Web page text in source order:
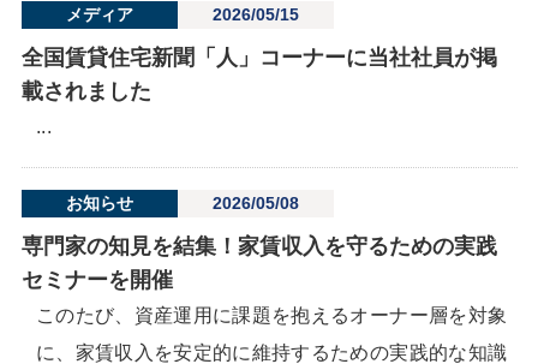
メディア 2026/05/15
全国賃貸住宅新聞「人」コーナーに当社社員が掲
載されました
...
お知らせ 2026/05/08
専門家の知見を結集！家賃収入を守るための実践
セミナーを開催
このたび、資産運用に課題を抱えるオーナー層を対象
に、家賃収入を安定的に維持するための実践的な知識